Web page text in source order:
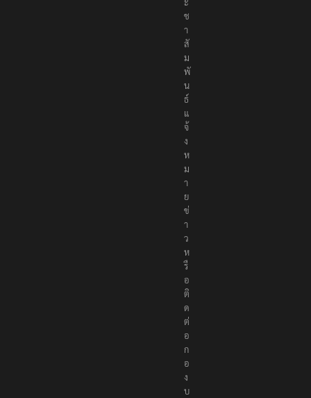
ช
า
สั
ม
พั
น
ธ์
แ
จ้
ง
ห
ม
า
ย
ข่
า
ว
ห
รื
อ
ติ
ด
ต่
อ
ก
อ
ง
บ